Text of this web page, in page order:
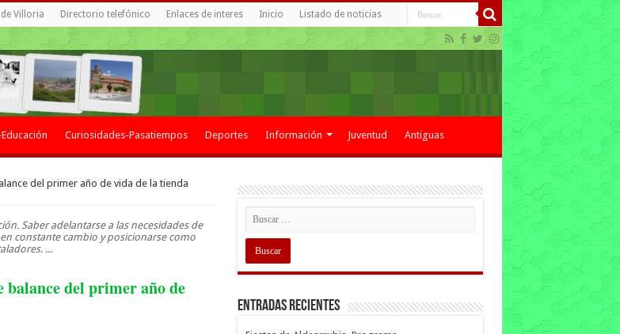
Villoria Directorio telefónico Enlaces de interes Inicio Listado de noticias
Curiosidades-Pasatiempos Deportes Información Juventud Antiguas
del primer año de vida de la tienda
Saber adelantarse a las necesidades de
constante cambio y posicionarse como
...
del primer año de
Entradas recientes